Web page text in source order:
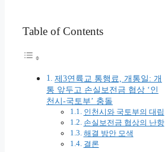
Table of Contents
제3연륙교 통행료, 개통일: 개
통 앞두고 손실보전금 협상 ‘인
천시-국토부’ 충돌
인천시와 국토부의 대립
손실보전금 협상의 난항
해결 방안 모색
결론